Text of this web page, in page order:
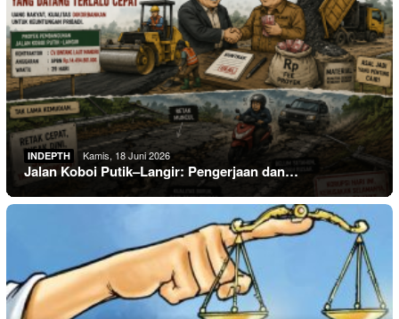
INDEPTH Kamis, 18 Juni 2026
Jalan Koboi Putik–Langir: Pengerjaan dan…